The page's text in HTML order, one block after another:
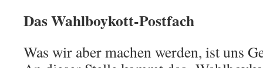
Das Wahlboykott-Postfach
Was wir aber machen werden, ist uns